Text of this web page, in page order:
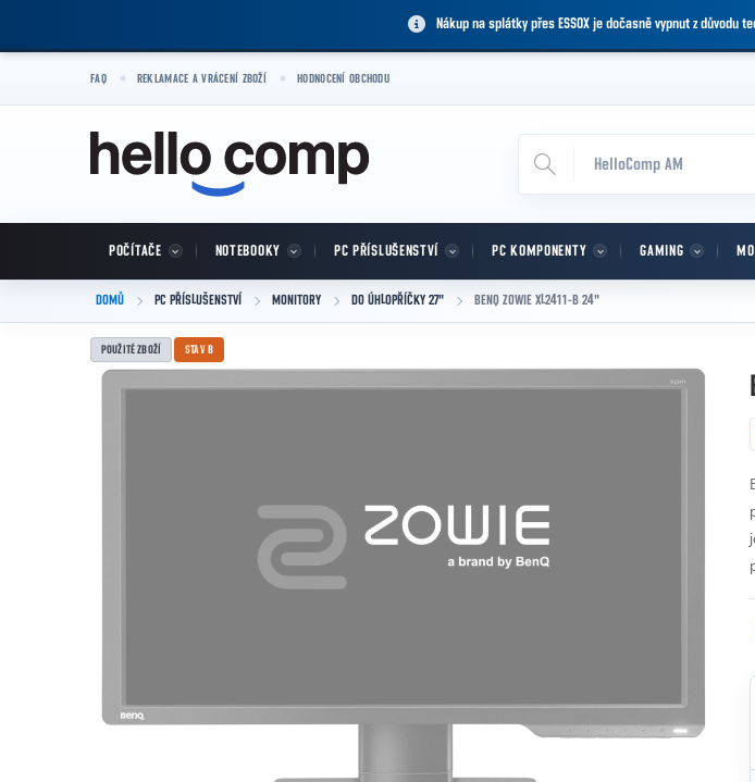
Nákup na splátky přes ESSOX je dočasně vypnut z
FAQ REKLAMACE A VRÁCENÍ ZBOŽÍ HODNOCENÍ OBCHODU
POČÍTAČE NOTEBOOKY PC PŘÍSLUŠENSTVÍ PC KOMPONENTY GAMING
DOMŮ PC PŘÍSLUŠENSTVÍ MONITORY DO ÚHLOPŘÍČKY 27" BENQ ZOWIE XL2411-B 24"
POUŽITÉ ZBOŽÍ STAV B